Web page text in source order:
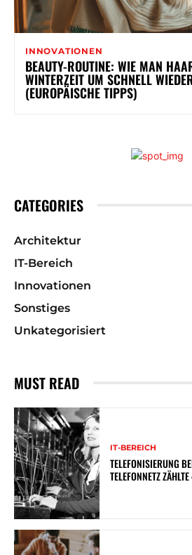
INNOVATIONEN
BEAUTY-ROUTINE: WIE MAN
WINTERZEIT UM SCHNELL
(EUROPÄISCHE TIPPS)
CATEGORIES
Architektur
IT-Bereich
Innovationen
Sonstiges
Unkategorisiert
MUST READ
IT-BEREICH
TELEFONISIERUNG
TELEFONNETZ